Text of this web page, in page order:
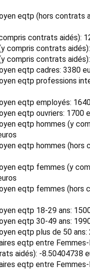
eqtp (hors contrats
contrats aidés):
compris contrats
compris contrats
eqtp cadres: 3380
eqtp professions
eqtp employés:
eqtp ouvriers: 1700
eqtp hommes (y
eqtp hommes (hors
eqtp femmes (y
eqtp femmes (hors
eqtp 18-29 ans:
eqtp 30-49 ans:
eqtp plus de 50 ans:
eqtp entre
aidés): -8.50404738
eqtp entre